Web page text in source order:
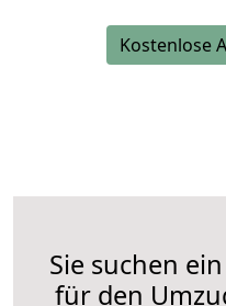
Kostenlose
Sie suchen
für den